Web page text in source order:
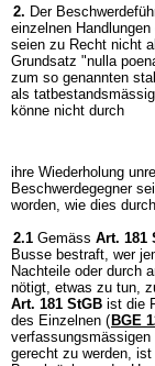
2. Der
einzelnen
seien zu Recht nicht
Grundsatz "nulla
zum so genannten
als
könne nicht durch
ihre Wiederholung
Beschwerdegegner
worden, wie dies
2.1 Gemäss Art. 181
Busse bestraft, wer
Nachteile oder durch
nötigt, etwas zu tun,
Art. 181 StGB ist die
des Einzelnen ( BGE
gerecht zu werden,